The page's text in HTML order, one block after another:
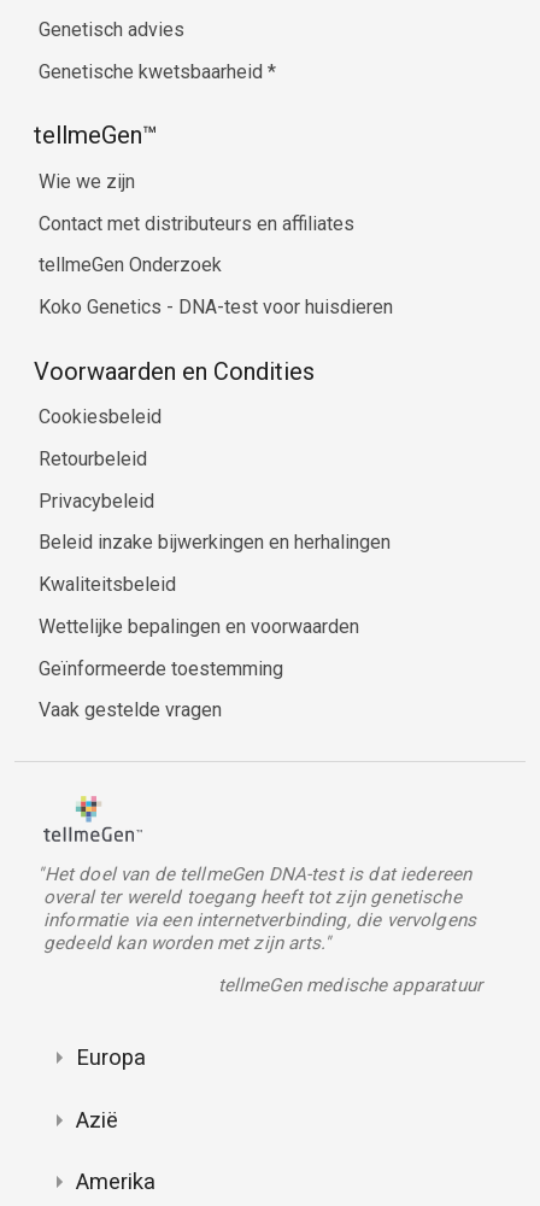
Genetisch advies
Genetische kwetsbaarheid *
tellmeGen™
Wie we zijn
Contact met distributeurs en affiliates
tellmeGen Onderzoek
Koko Genetics - DNA-test voor huisdieren
Voorwaarden en Condities
Cookiesbeleid
Retourbeleid
Privacybeleid
Beleid inzake bijwerkingen en herhalingen
Kwaliteitsbeleid
Wettelijke bepalingen en voorwaarden
Geïnformeerde toestemming
Vaak gestelde vragen
"Het doel van de tellmeGen DNA-test is dat iedereen
overal ter wereld toegang heeft tot zijn genetische
informatie via een internetverbinding, die vervolgens
gedeeld kan worden met zijn arts."
tellmeGen medische apparatuur
Europa
Azië
Amerika